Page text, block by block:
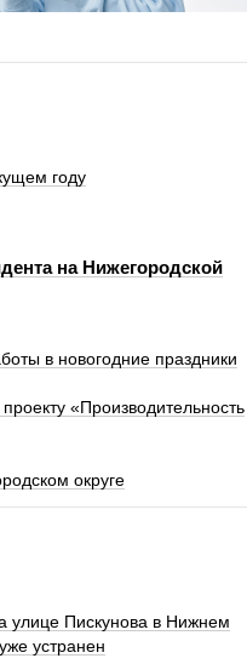
году
на Нижегородской
в новогодние праздники
«Производительность
округе
улице Пискунова в Нижнем
устранен